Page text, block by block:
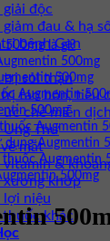
giải độc
giảm đau & hạ
bệnh Gan
trị sỏi thận
táo bón, tiêu
ức chế miễn dịch
Ung Thư
mắt
vitamin &
xương khớp
lợi niệu
khác
500mg là gì?
500mg
500mg
Augmentin
500mg
Augmentin
dụng Augmentin
thuốc Augmentin
500mg